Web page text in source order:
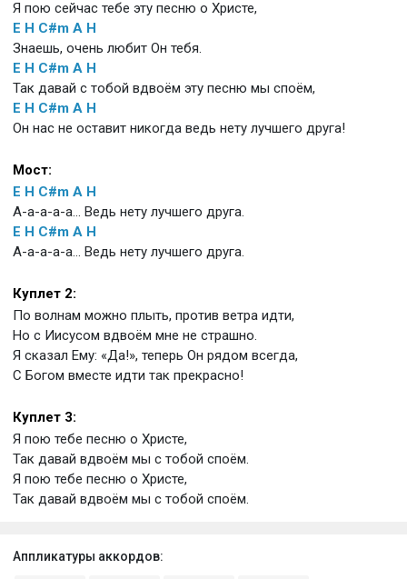
Я пою сейчас тебе эту песню о Христе,
E H C#m A H
Знаешь, очень любит Он тебя.
E H C#m A H
Так давай с тобой вдвоём эту песню мы споём,
E H C#m A H
Он нас не оставит никогда ведь нету лучшего друга!
Мост:
E H C#m A H
А-а-а-а-а… Ведь нету лучшего друга.
E H C#m A H
А-а-а-а-а… Ведь нету лучшего друга.
Куплет 2:
По волнам можно плыть, против ветра идти,
Но с Иисусом вдвоём мне не страшно.
Я сказал Ему: «Да!», теперь Он рядом всегда,
С Богом вместе идти так прекрасно!
Куплет 3:
Я пою тебе песню о Христе,
Так давай вдвоём мы с тобой споём.
Я пою тебе песню о Христе,
Так давай вдвоём мы с тобой споём.
Аппликатуры аккордов: